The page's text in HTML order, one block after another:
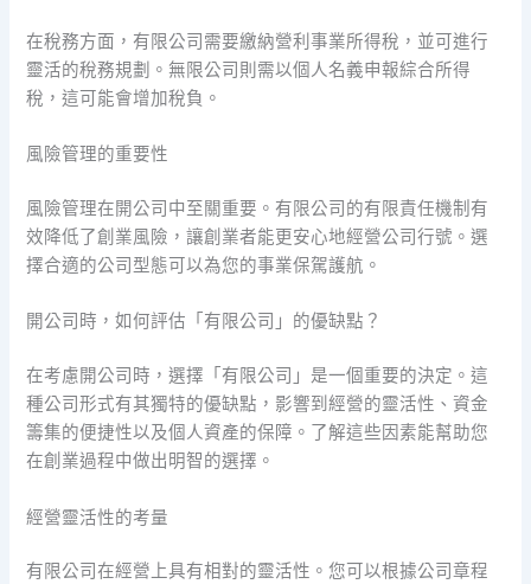
在稅務方面，有限公司需要繳納營利事業所得稅，並可進行
靈活的稅務規劃。無限公司則需以個人名義申報綜合所得
稅，這可能會增加稅負。
風險管理的重要性
風險管理在開公司中至關重要。有限公司的有限責任機制有
效降低了創業風險，讓創業者能更安心地經營公司行號。選
擇合適的公司型態可以為您的事業保駕護航。
開公司時，如何評估「有限公司」的優缺點？
在考慮開公司時，選擇「有限公司」是一個重要的決定。這
種公司形式有其獨特的優缺點，影響到經營的靈活性、資金
籌集的便捷性以及個人資產的保障。了解這些因素能幫助您
在創業過程中做出明智的選擇。
經營靈活性的考量
有限公司在經營上具有相對的靈活性。您可以根據公司章程